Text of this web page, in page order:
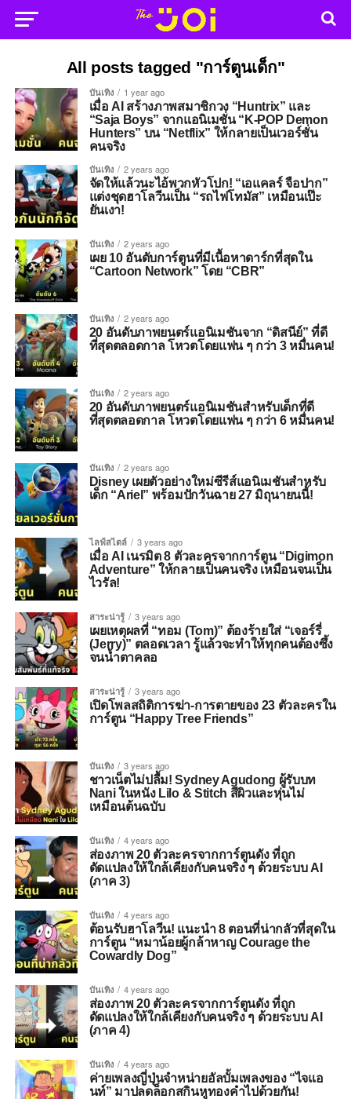
All posts tagged "การ์ตูนเด็ก"
บันเทิง 1 year ago
เมื่อ AI สร้างภาพสมาชิกวง “Huntrix” และ
“Saja Boys” จากแอนิเมชั่น “K-POP Demon
Hunters” บน “Netflix” ให้กลายเป็นเวอร์ชั่น
คนจริง
บันเทิง 2 years ago
จัดให้แล้วนะไอ้พวกหัวโปก! “เอแคลร์ จือปาก”
แต่งชุดฮาโลวีนเป็น “รถไฟโทมัส” เหมือนเป๊ะ
ยันเงา!
บันเทิง 2 years ago
เผย 10 อันดับการ์ตูนที่มีเนื้อหาดาร์กที่สุดใน
“Cartoon Network” โดย “CBR”
บันเทิง 2 years ago
20 อันดับภาพยนตร์แอนิเมชันจาก “ดิสนีย์” ที่ดี
ที่สุดตลอดกาล โหวตโดยแฟน ๆ กว่า 3 หมื่นคน!
บันเทิง 2 years ago
20 อันดับภาพยนตร์แอนิเมชันสำหรับเด็กที่ดี
ที่สุดตลอดกาล โหวตโดยแฟน ๆ กว่า 6 หมื่นคน!
บันเทิง 2 years ago
Disney เผยตัวอย่างใหม่ซีรีส์แอนิเมชันสำหรับ
เด็ก “Ariel” พร้อมปักวันฉาย 27 มิถุนายนนี้!
ไลฟ์สไตล์ 3 years ago
เมื่อ AI เนรมิต 8 ตัวละครจากการ์ตูน “Digimon
Adventure” ให้กลายเป็นคนจริง เหมือนจนเป็น
ไวรัล!
สาระน่ารู้ 3 years ago
เผยเหตุผลที่ “ทอม (Tom)” ต้องร้ายใส่ “เจอร์รี่
(Jerry)” ตลอดเวลา รู้แล้วจะทำให้ทุกคนต้องซึ้ง
จนน้ำตาคลอ
สาระน่ารู้ 3 years ago
เปิดโพลสถิติการฆ่า-การตายของ 23 ตัวละครใน
การ์ตูน “Happy Tree Friends”
บันเทิง 3 years ago
ชาวเน็ตไม่ปลื้ม! Sydney Agudong ผู้รับบท
Nani ในหนัง Lilo & Stitch สีผิวและหุ่นไม่
เหมือนต้นฉบับ
บันเทิง 4 years ago
ส่องภาพ 20 ตัวละครจากการ์ตูนดัง ที่ถูก
ดัดแปลงให้ใกล้เคียงกับคนจริง ๆ ด้วยระบบ AI
(ภาค 3)
บันเทิง 4 years ago
ต้อนรับฮาโลวีน! แนะนำ 8 ตอนที่น่ากลัวที่สุดใน
การ์ตูน “หมาน้อยผู้กล้าหาญ Courage the
Cowardly Dog”
บันเทิง 4 years ago
ส่องภาพ 20 ตัวละครจากการ์ตูนดัง ที่ถูก
ดัดแปลงให้ใกล้เคียงกับคนจริง ๆ ด้วยระบบ AI
(ภาค 4)
บันเทิง 4 years ago
ค่ายเพลงญี่ปุ่นจำหน่ายอัลบั้มเพลงของ “ไจแอ
นท์” มาปลดล็อกสกินหูทองคำไปด้วยกัน!